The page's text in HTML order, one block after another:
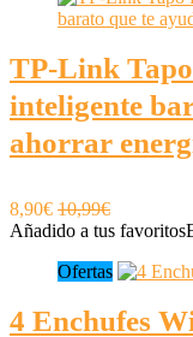
TP-Link
inteligente
ahorrar
8,90€ 10,99€
Añadido a tus favoritos
Ofertas
4 Enchufes